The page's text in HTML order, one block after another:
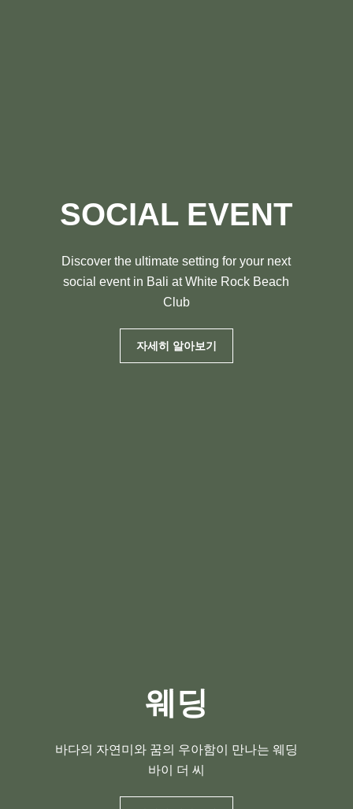
SOCIAL EVENT
Discover the ultimate setting for your next
social event in Bali at White Rock Beach
Club
자세히 알아보기
웨딩
바다의 자연미와 꿈의 우아함이 만나는 웨딩
바이 더 씨